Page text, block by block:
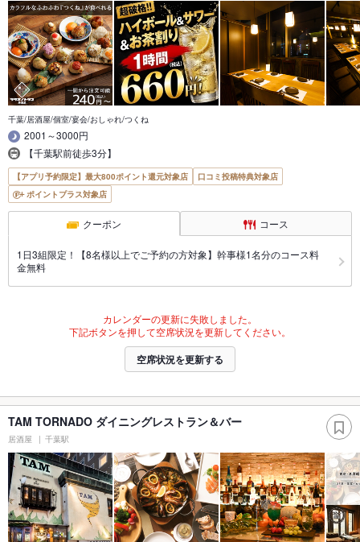
千葉/居酒屋/個室/宴会/おしゃれ/つくね
2001～3000円
【千葉駅前徒歩3分】
【アプリ予約限定】最大800ポイント還元対象店
口コミ投稿特典対象店
ポイントプラス対象店
クーポン コース
1日3組限定！【8名様以上でご予約の方対象】幹事様1名分のコース料
金無料
カレンダーの更新に失敗しました。
下記ボタンを押して空席状況を更新してください。
空席状況を更新する
TAM TORNADO ダイニングレストラン＆バー
居酒屋 千葉駅